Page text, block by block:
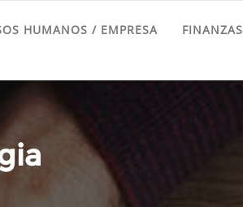
HUMANOS / EMPRESA FINANZAS